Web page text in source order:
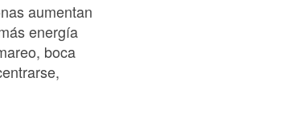
aumentan
energía
boca